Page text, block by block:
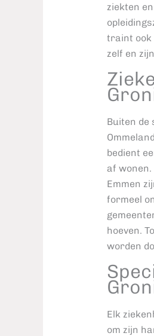
ziekten
traint ook
zelf en
Buiten de
bedient
af
Emmen
formeel
hoeven.
worden
Elk
om zijn